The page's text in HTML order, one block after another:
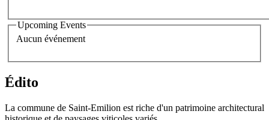
Upcoming Events
Aucun événement
Édito
La commune de Saint-Emilion est riche d'un patrimoine architectural